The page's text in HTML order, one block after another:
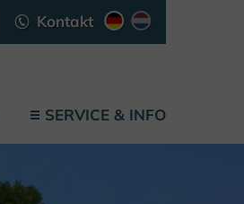
Kontakt
SERVICE & INFO